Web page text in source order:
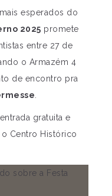
esperados do
2025 promete
entre 27 de
o Armazém 4
de encontro pra
gratuita e
Centro Histórico